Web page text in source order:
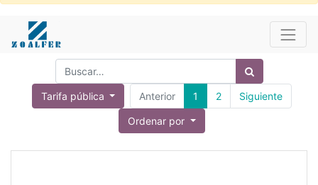
Tarifa pública Anterior 1 2 Siguiente
Ordenar por